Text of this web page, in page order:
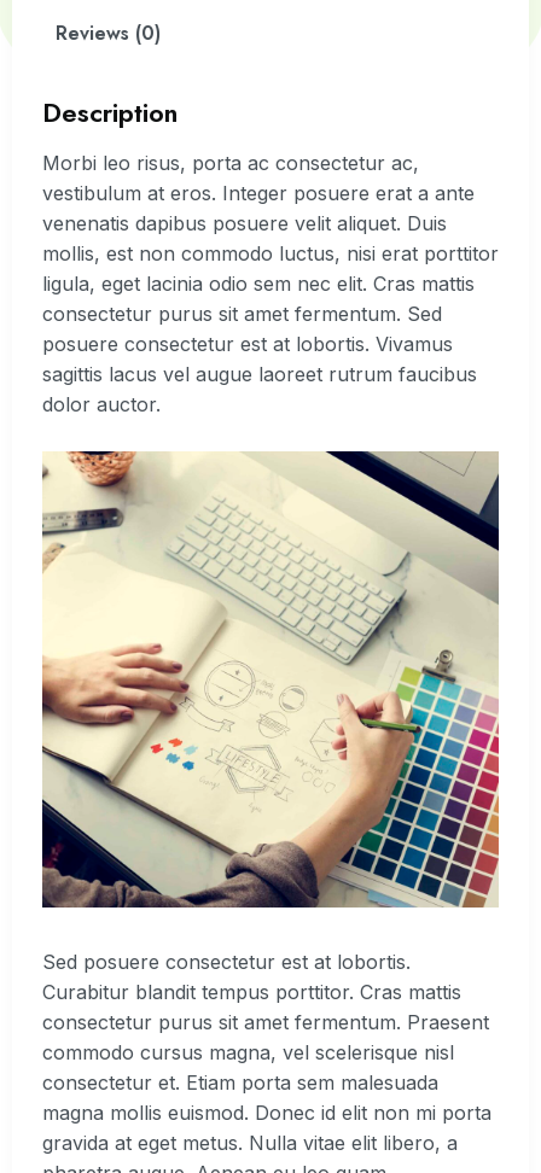
Reviews (0)
Description
Morbi leo risus, porta ac consectetur ac,
vestibulum at eros. Integer posuere erat a ante
venenatis dapibus posuere velit aliquet. Duis
mollis, est non commodo luctus, nisi erat porttitor
ligula, eget lacinia odio sem nec elit. Cras mattis
consectetur purus sit amet fermentum. Sed
posuere consectetur est at lobortis. Vivamus
sagittis lacus vel augue laoreet rutrum faucibus
dolor auctor.
Sed posuere consectetur est at lobortis.
Curabitur blandit tempus porttitor. Cras mattis
consectetur purus sit amet fermentum. Praesent
commodo cursus magna, vel scelerisque nisl
consectetur et. Etiam porta sem malesuada
magna mollis euismod. Donec id elit non mi porta
gravida at eget metus. Nulla vitae elit libero, a